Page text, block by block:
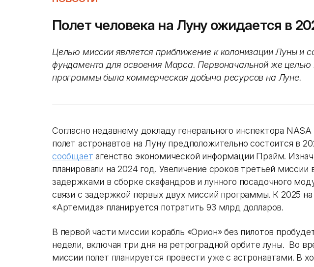
Полет человека на Луну ожидается в
Целью миссии является приближение к колонизации Луны и
фундамента для освоения Марса. Первоначальной же целью
программы была коммерческая добыча ресурсов на Луне.
Согласно недавнему докладу генерального инспектора
полет астронавтов на Луну предположительно состоится в
сообщает агенство экономической информации Прайм.
планировали на 2024 год. Увеличение сроков третьей миссии
задержками в сборке скафандров и лунного посадочного
связи с задержкой первых двух миссий программы. К 2025 на
«Артемида» планируется потратить 93 млрд долларов.
В первой части миссии корабль «Орион» без пилотов
недели, включая три дня на ретроградной орбите луны. Во
миссии полет планируется провести уже с астронавтами. В